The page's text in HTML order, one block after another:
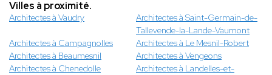
Villes à proximité.
Architectes à Vaudry
Architectes à Saint-Germain-de-
Tallevende-la-Lande-Vaumont
Architectes à Campagnolles
Architectes à Le Mesnil-Robert
Architectes à Beaumesnil
Architectes à Vengeons
Architectes à Chenedolle
Architectes à Landelles-et-